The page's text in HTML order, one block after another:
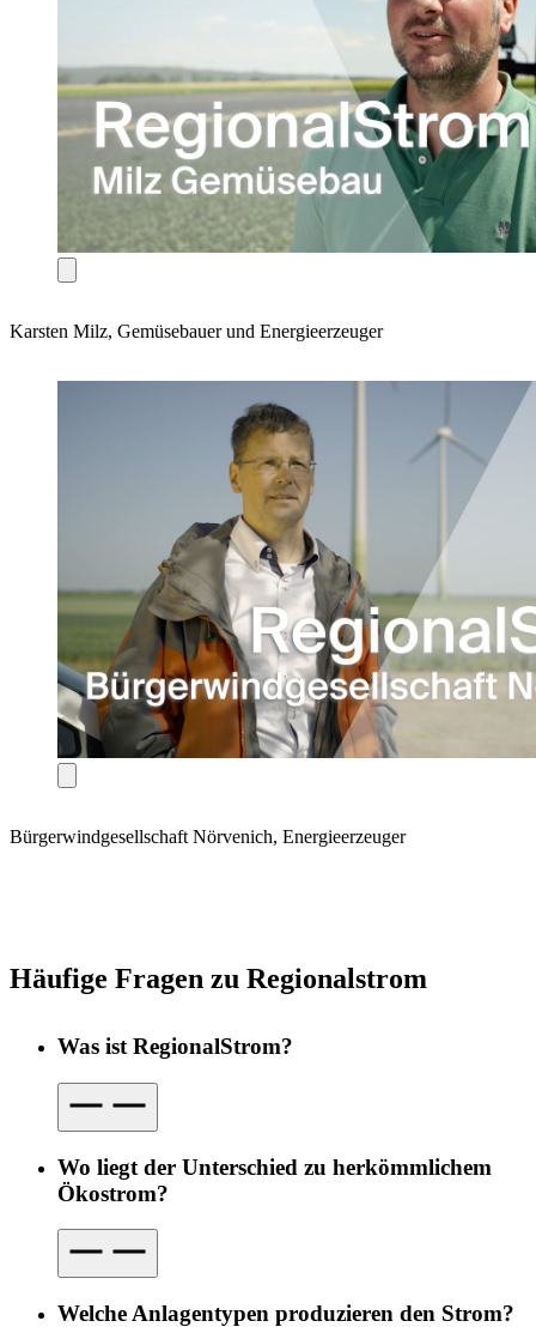
Karsten Milz, Gemüsebauer und Energieerzeuger
Bürgerwindgesellschaft Nörvenich, Energieerzeuger
Häufige Fragen zu Regionalstrom
Was ist RegionalStrom?
Wo liegt der Unterschied zu herkömmlichem
Ökostrom?
Welche Anlagentypen produzieren den Strom?